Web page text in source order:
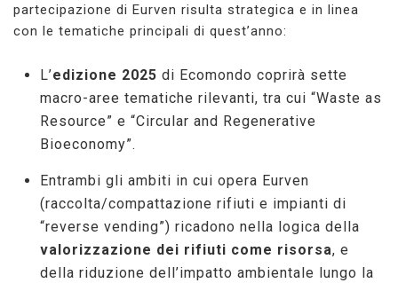
partecipazione di Eurven risulta strategica e in linea
con le tematiche principali di quest’anno:
L’edizione 2025 di Ecomondo coprirà sette
macro-aree tematiche rilevanti, tra cui “Waste as
Resource” e “Circular and Regenerative
Bioeconomy”.
Entrambi gli ambiti in cui opera Eurven
(raccolta/compattazione rifiuti e impianti di
“reverse vending”) ricadono nella logica della
valorizzazione dei rifiuti come risorsa, e
della riduzione dell’impatto ambientale lungo la